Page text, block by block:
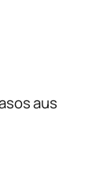
aus